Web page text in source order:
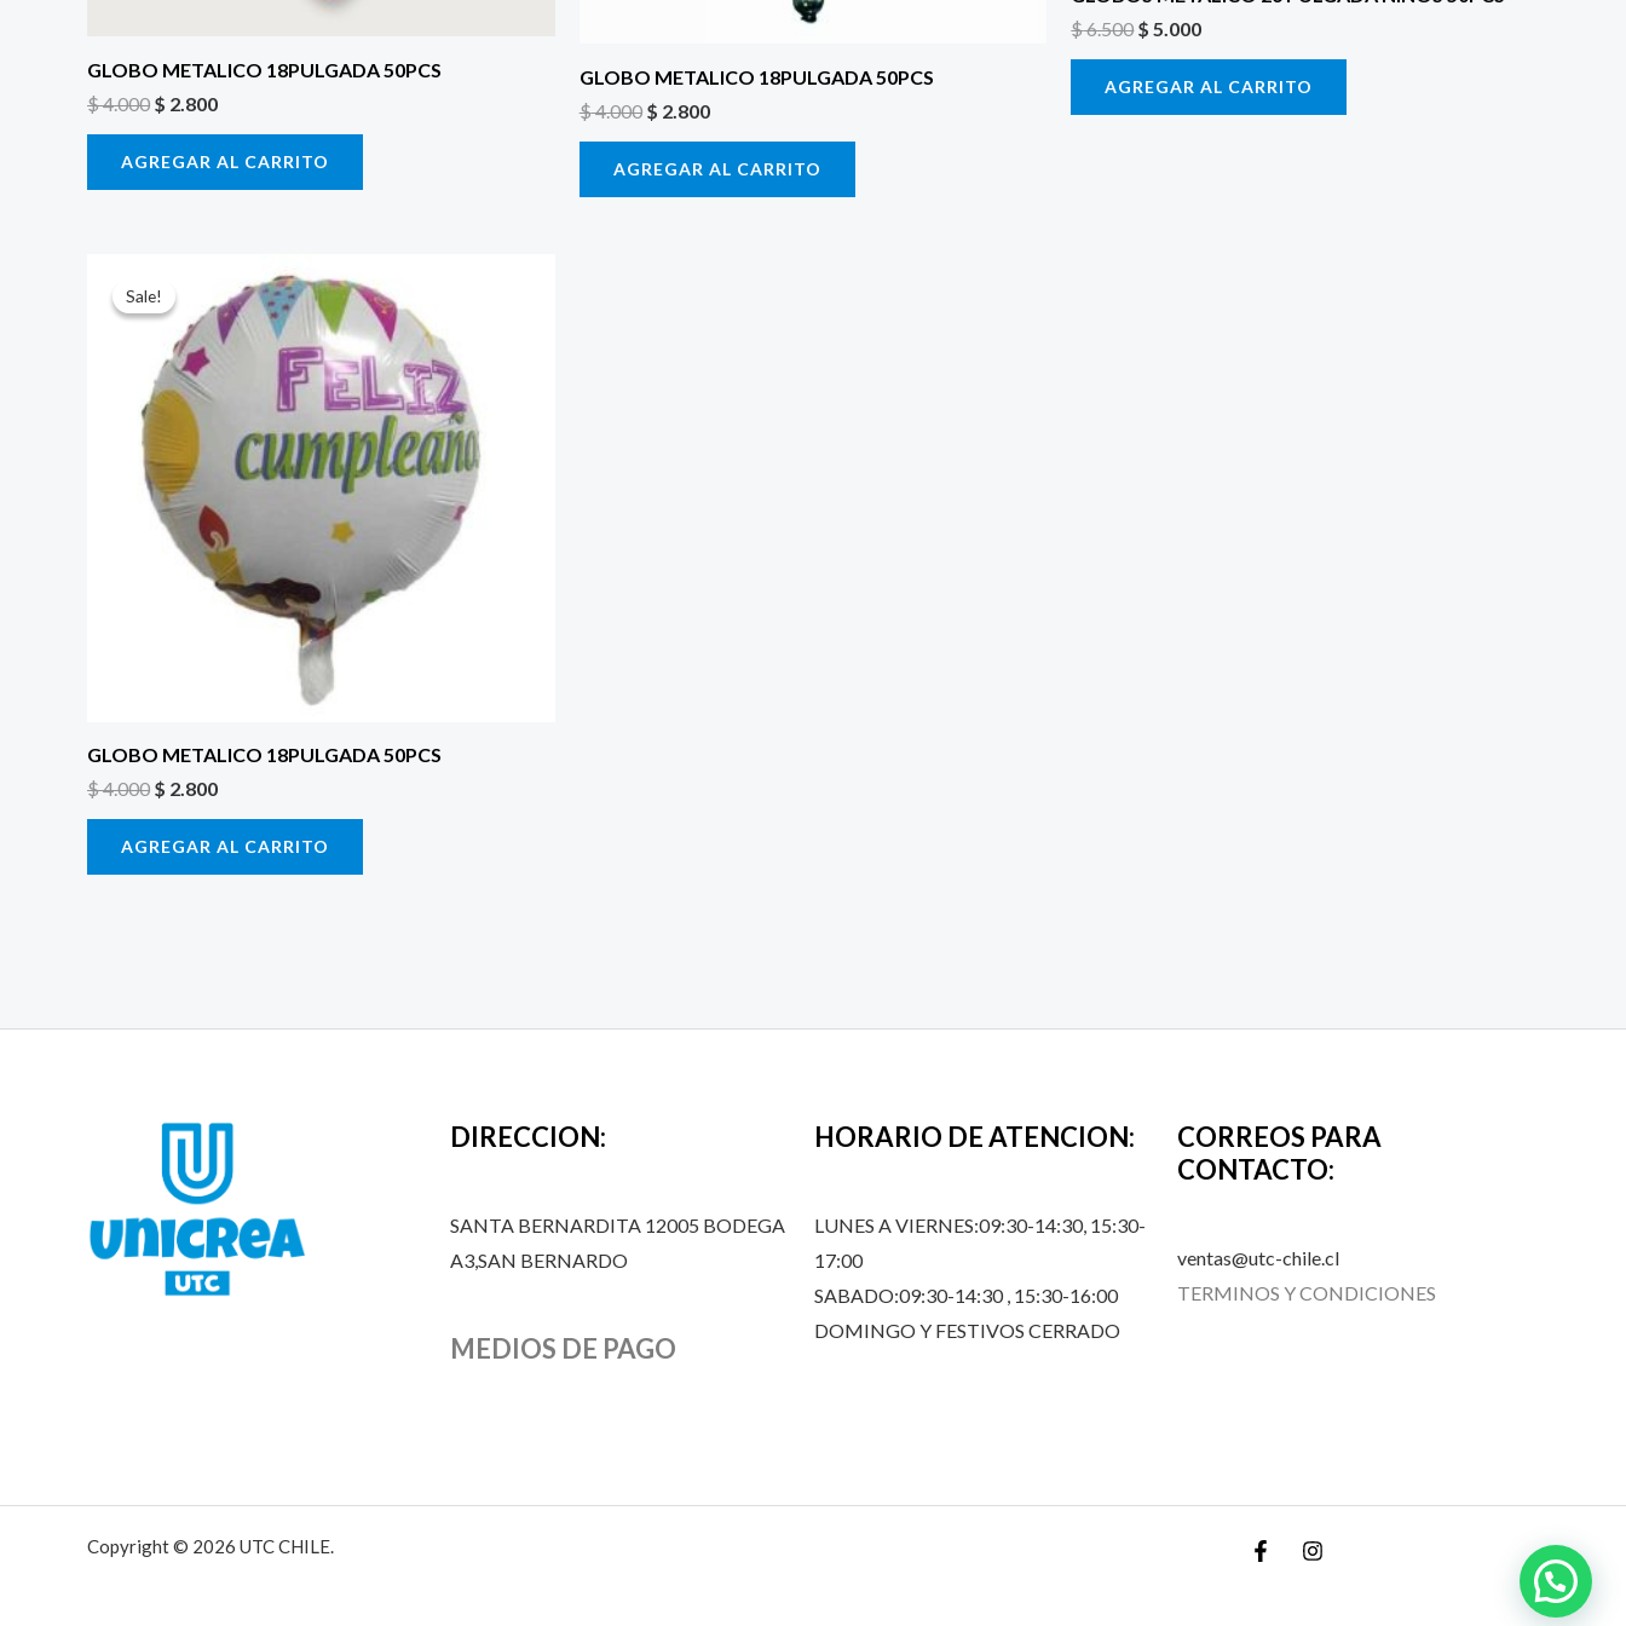
GLOBO METALICO 18PULGADA 50PCS
$4.000 $ 2.800
AGREGAR AL CARRITO
GLOBO METALICO 18PULGADA 50PCS
$4.000 $ 2.800
AGREGAR AL CARRITO
$6.500$ 5.000
AGREGAR AL CARRITO
Sale!
Sale!
GLOBO METALICO 18PULGADA 50PCS
$4.000
precio
original
era:
$ 4.000.
$ 2.800
precio
actual
es:
$ 2.800.
AGREGAR AL CARRITO
DIRECCION:
SANTA BERNARDITA 12005 BODEGA
A3,SAN BERNARDO
MEDIOS DE PAGO
HORARIO DE ATENCION:
LUNES A VIERNES:09:30-14:30, 15:30-
17:00
SABADO:09:30-14:30 , 15:30-16:00
DOMINGO Y FESTIVOS CERRADO
CORREOS PARA
CONTACTO:
ventas@utc-chile.cl
TERMINOS Y CONDICIONES
Copyright © 2026 UTC CHILE.